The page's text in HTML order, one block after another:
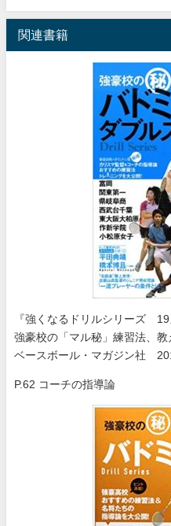
関連書籍
『強くなるドリルシリーズ 19
強豪校の「マル秘」練習法、
ベースボール・マガジン社
P.62 コーチの指導論